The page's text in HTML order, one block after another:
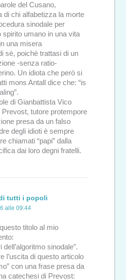
del Cusano,
di chi alfabetizza la morte
sinodale per
spirito umano in una vita
una misera
sè, poichè trattasi di un
-senza ratio-
Un idiota che però si
mons Antall dice che: “is
di Gianbattista Vico
Prevost, tutore protempore
presa da un falso
degli idioti è sempre
chiamati “papi” dalla
dai loro degni fratelli.
tutti i popoli
alle 09:44
titolo al mio
dell’algoritmo sinodale”.
l’uscita di questo articolo
con una frase presa da
catechesi di Prevost: